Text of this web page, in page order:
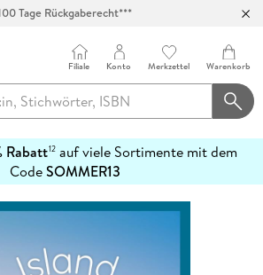
Tage Rückgaberecht***
Filiale Konto Merkzettel Warenkorb
Rabatt12auf viele Sortimente mit dem
CodeSOMMER13